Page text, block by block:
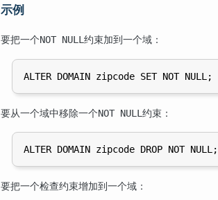
示例
要把一个NOT NULL 约束加到一个域：
要从一个域中移除一个NOT NULL 约束：
要把一个检查约束增加到一个域：